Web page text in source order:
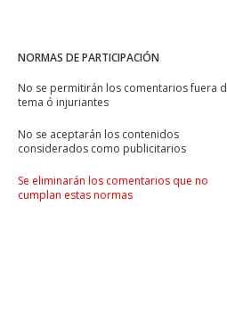
NORMAS DE PARTICIPACIÓN
No se permitirán los comentarios fuera
tema ó injuriantes
No se aceptarán los contenidos
considerados como publicitarios
Se eliminarán los comentarios que no
cumplan estas normas